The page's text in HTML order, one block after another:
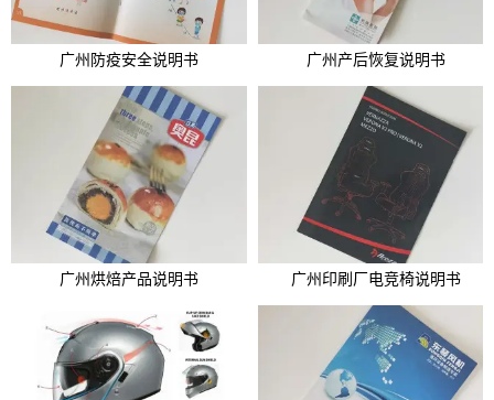
广州防疫安全说明书 广州产后恢复说明书
广州烘焙产品说明书 广州印刷厂电竞椅说明书